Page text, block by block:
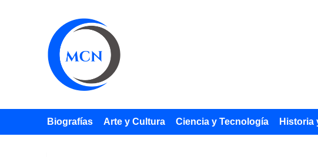
Biografías Arte y Cultura Ciencia y Tecnología Historia